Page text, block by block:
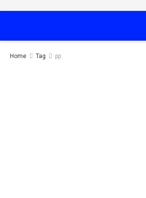
Home Tag pp